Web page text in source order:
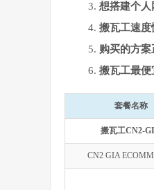
想搭建个人
搬瓦工速度
购买的方
搬瓦工最便
套餐名称
搬瓦工CN2-
CN2 GIA